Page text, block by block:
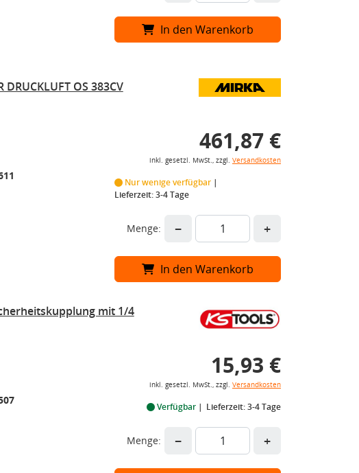
In den Warenkorb
DRUCKLUFT OS 383CV
461,87 €
inkl. gesetzl. MwSt., zzgl. Versandkosten
Nur wenige verfügbar
Lieferzeit: 3-4 Tage
Menge: − +
In den Warenkorb
mit 1/4
15,93 €
inkl. gesetzl. MwSt., zzgl. Versandkosten
Verfügbar Lieferzeit: 3-4 Tage
Menge: − +